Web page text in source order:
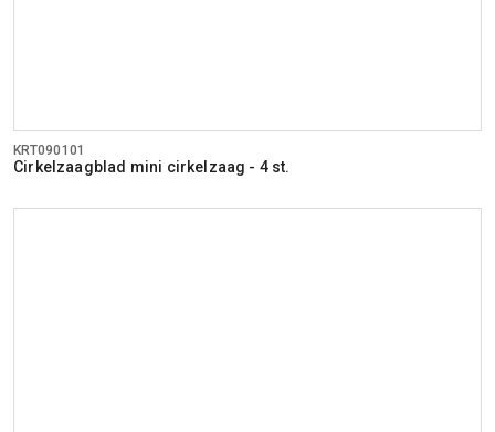
KRT090101
Cirkelzaagblad mini cirkelzaag - 4 st.